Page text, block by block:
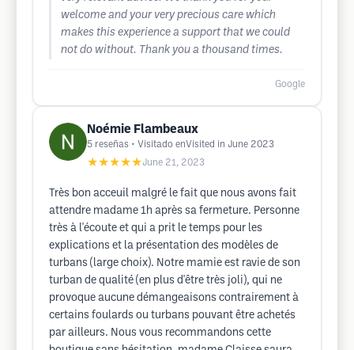
welcome and your very precious care which
makes this experience a support that we could
not do without. Thank you a thousand times.
Google
Noémie Flambeaux
5 reseñas • Visitado enVisited in June 2023
★★★★★June 21, 2023
Très bon acceuil malgré le fait que nous avons fait
attendre madame 1h après sa fermeture. Personne
très à l'écoute et qui a prit le temps pour les
explications et la présentation des modèles de
turbans (large choix). Notre mamie est ravie de son
turban de qualité (en plus d'être très joli), qui ne
provoque aucune démangeaisons contrairement à
certains foulards ou turbans pouvant être achetés
par ailleurs. Nous vous recommandons cette